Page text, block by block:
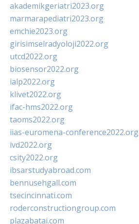
akademikgeriatri2023.org
marmarapediatri2023.org
emchie2023.org
girisimselradyoloji2022.org
utcd2022.org
biosensor2022.org
ialp2022.org
klivet2022.org
ifac-hms2022.org
taoms2022.org
iias-euromena-conference2022.org
ivd2022.org
csity2022.org
ibsarstudyabroad.com
bennusehgall.com
tsecincinnati.com
roderconstructiongroup.com
plazabatai.com